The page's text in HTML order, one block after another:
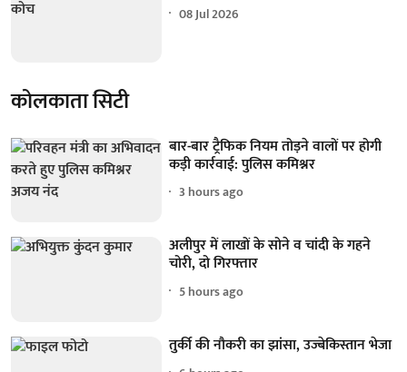
08 Jul 2026
कोलकाता सिटी
बार-बार ट्रैफिक नियम तोड़ने वालों पर होगी
कड़ी कार्रवाई: पुलिस कमिश्नर
3 hours ago
अलीपुर में लाखों के सोने व चांदी के गहने
चोरी, दो गिरफ्तार
5 hours ago
तुर्की की नौकरी का झांसा, उज्बेकिस्तान भेजा